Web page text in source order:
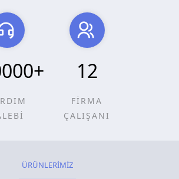
+ 12
FİRMA
ÇALIŞANI
ÜRÜNLERİMİZ